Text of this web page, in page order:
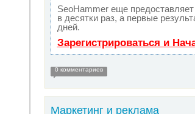
SeoHammer еще
в десятки раз, а первые
дней.
Зарегистрироваться и
0 комментариев
Маркетинг и реклама